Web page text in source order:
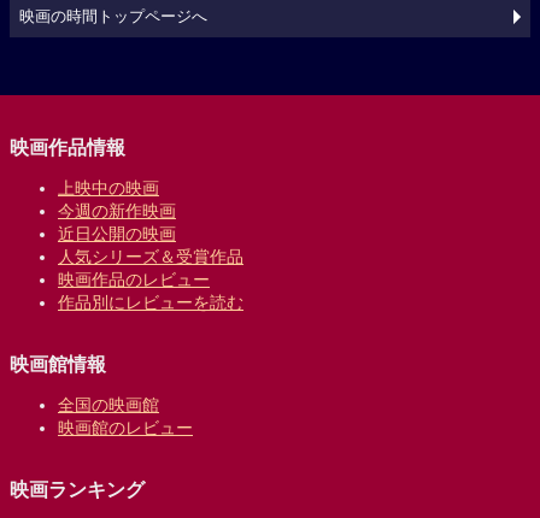
映画の時間トップページへ
映画作品情報
上映中の映画
今週の新作映画
近日公開の映画
人気シリーズ＆受賞作品
映画作品のレビュー
作品別にレビューを読む
映画館情報
全国の映画館
映画館のレビュー
映画ランキング